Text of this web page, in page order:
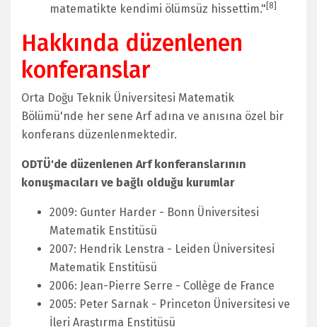
matematikte kendimi ölümsüz hissettim." 8
Hakkında düzenlenen
konferanslar
Orta Doğu Teknik Üniversitesi Matematik
Bölümü'nde her sene Arf adına ve anısına özel bir
konferans düzenlenmektedir.
ODTÜ'de düzenlenen Arf konferanslarının
konuşmacıları ve bağlı olduğu kurumlar
2009: Gunter Harder - Bonn Üniversitesi
Matematik Enstitüsü
2007: Hendrik Lenstra - Leiden Üniversitesi
Matematik Enstitüsü
2006: Jean-Pierre Serre - Collège de France
2005: Peter Sarnak - Princeton Üniversitesi ve
İleri Araştırma Enstitüsü